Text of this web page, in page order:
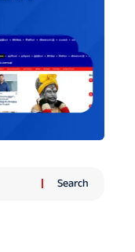
Search